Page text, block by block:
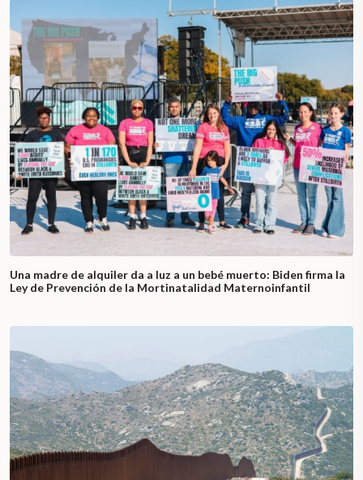
Una madre de alquiler da a luz a un bebé muerto: Biden firma la
Ley de Prevención de la Mortinatalidad Maternoinfantil